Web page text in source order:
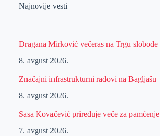
Najnovije vesti
Dragana Mirković večeras na Trgu slobode
8. avgust 2026.
Značajni infrastrukturni radovi na Bagljašu
8. avgust 2026.
Sasa Kovačević priređuje veče za pamćenje
7. avgust 2026.